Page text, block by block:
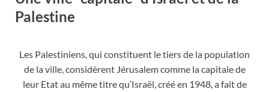
Palestine
Les Palestiniens, qui constituent le tiers de la population
de la ville, considèrent Jérusalem comme la capitale de
leur Etat au même titre qu’Israël, créé en 1948, a fait de